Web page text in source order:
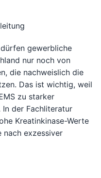
gewerbliche
nur noch von
die nachweislich die
Das ist wichtig, weil
zu starker
In der Fachliteratur
Kreatinkinase-Werte
nach exzessiver